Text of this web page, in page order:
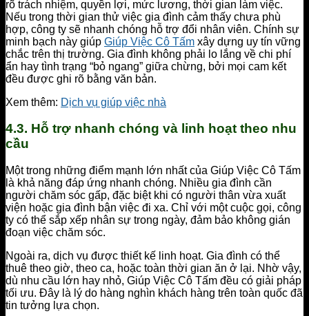
rõ trách nhiệm, quyền lợi, mức lương, thời gian làm việc.
Nếu trong thời gian thử việc gia đình cảm thấy chưa phù
hợp, công ty sẽ nhanh chóng hỗ trợ đổi nhân viên. Chính sự
minh bạch này giúp Giúp Việc Cô Tấm xây dựng uy tín vững
chắc trên thị trường. Gia đình không phải lo lắng về chi phí
ẩn hay tình trạng “bỏ ngang” giữa chừng, bởi mọi cam kết
đều được ghi rõ bằng văn bản.
Xem thêm: Dịch vụ giúp việc nhà
4.3. Hỗ trợ nhanh chóng và linh hoạt theo nhu
cầu
Một trong những điểm mạnh lớn nhất của Giúp Việc Cô Tấm
là khả năng đáp ứng nhanh chóng. Nhiều gia đình cần
người chăm sóc gấp, đặc biệt khi có người thân vừa xuất
viện hoặc gia đình bận việc đi xa. Chỉ với một cuộc gọi, công
ty có thể sắp xếp nhân sự trong ngày, đảm bảo không gián
đoạn việc chăm sóc.
Ngoài ra, dịch vụ được thiết kế linh hoạt. Gia đình có thể
thuê theo giờ, theo ca, hoặc toàn thời gian ăn ở lại. Nhờ vậy,
dù nhu cầu lớn hay nhỏ, Giúp Việc Cô Tấm đều có giải pháp
tối ưu. Đây là lý do hàng nghìn khách hàng trên toàn quốc đã
tin tưởng lựa chọn.